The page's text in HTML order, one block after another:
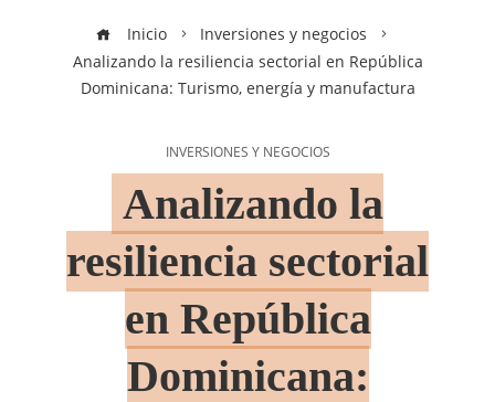
Inicio
Inversiones y negocios
Analizando la resiliencia sectorial en República
Dominicana: Turismo, energía y manufactura
INVERSIONES Y NEGOCIOS
Analizando la
resiliencia sectorial
en República
Dominicana: